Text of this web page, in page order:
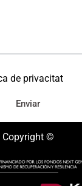
de privacitat
Enviar
Copyright ©